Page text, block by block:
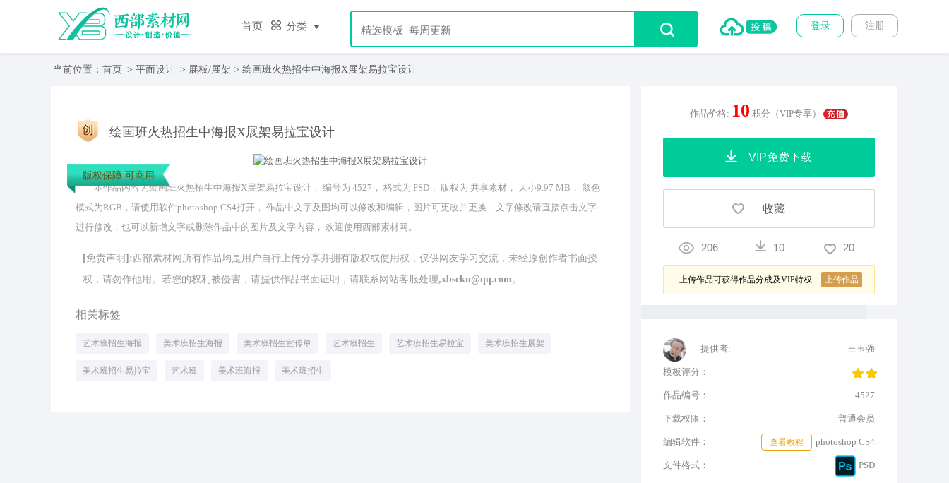
首页 分类 注册
登录
当前位置： 首页 > 平面设计 > 展板/展架 > 绘画班火热招生中海报X展架易拉宝设计
绘画班火热招生中海报X展架易拉宝设计
版权保障 可商用
本作品内容为绘画班火热招生中海报X展架易拉宝设计， 编号为 4527， 格式为 PSD， 版权为 共享素材， 大小9.97 MB， 颜色
模式为RGB，请使用软件photoshop CS4打开， 作品中文字及图均可以修改和编辑，图片可更改并更换，文字修改请直接点击文字
进行修改，也可以新增文字或删除作品中的图片及文字内容， 欢迎使用西部素材网。
[免责声明]:西部素材网所有作品均是用户自行上传分享并拥有版权或使用权，仅供网友学习交流，未经原创作者书面授
权，请勿作他用。若您的权利被侵害，请提供作品书面证明，请联系网站客服处理,xbscku@qq.com。
相关标签
艺术班招生海报 美术班招生海报 美术班招生宣传单 艺术班招生 艺术班招生易拉宝 美术班招生展架
美术班招生易拉宝 艺术班 美术班海报 美术班招生
作品价格: 10 积分（VIP专享）
VIP免费下载
收藏
206 10 20
上传作品可获得作品分成及VIP特权 上传作品
提供者: 王玉强
模板评分：
作品编号： 4527
下载权限： 普通会员
编辑软件： photoshop CS4
查看教程
文件格式： PSD